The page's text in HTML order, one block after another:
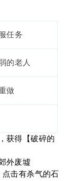
任务
的老人
做
获得【破碎的
外废墟
点击有杀气的石